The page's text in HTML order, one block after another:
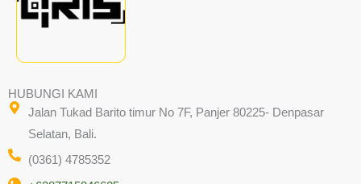
HUBUNGI KAMI
Jalan Tukad Barito timur No 7F, Panjer 80225- Denpasar
Selatan, Bali.
(0361) 4785352